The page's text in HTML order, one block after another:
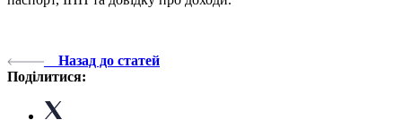
Назад до статей
Поділитися: